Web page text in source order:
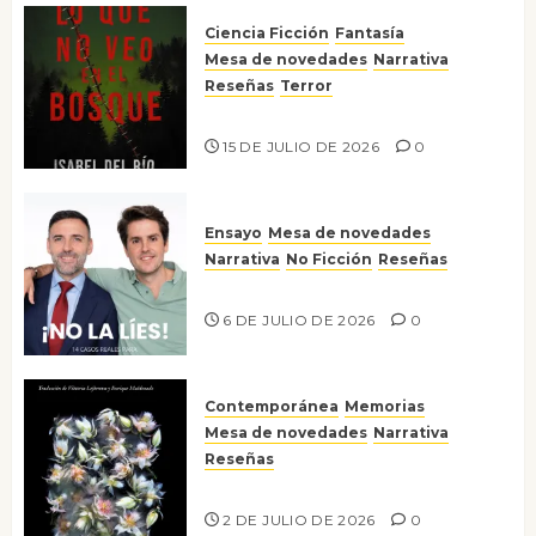
Ciencia Ficción Fantasía
Mesa de novedades Narrativa
Reseñas Terror
15 DE JULIO DE 2026 0
Ensayo Mesa de novedades
Narrativa No Ficción Reseñas
6 DE JULIO DE 2026 0
Contemporánea Memorias
Mesa de novedades Narrativa
Reseñas
2 DE JULIO DE 2026 0